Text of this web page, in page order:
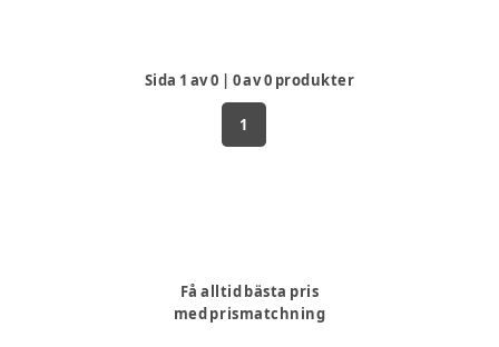
Sida 1 av0 | 0av0 produkter
1
Få alltid bästa pris
med prismatchning